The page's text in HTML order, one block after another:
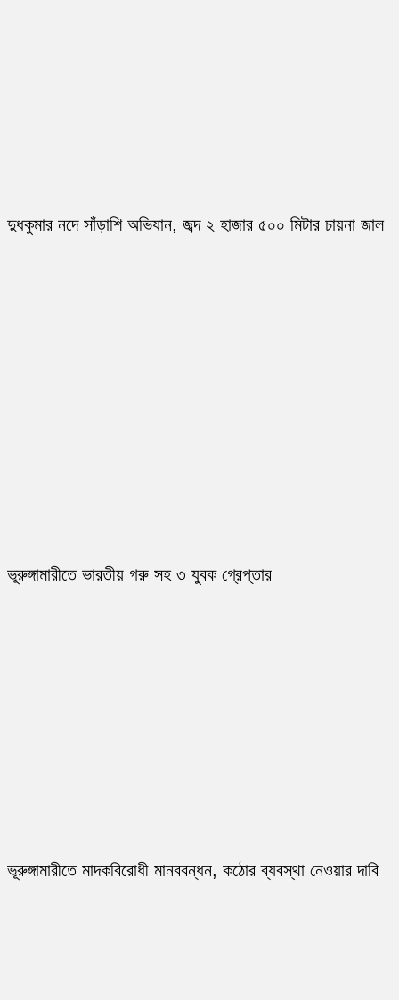
দুধকুমার নদে সাঁড়াশি অভিযান, জব্দ ২ হাজার ৫০০ মিটার চায়না জাল
ভূরুঙ্গামারীতে ভারতীয় গরু সহ ৩ যুবক গ্রেপ্তার
ভূরুঙ্গামারীতে মাদকবিরোধী মানববন্ধন, কঠোর ব্যবস্থা নেওয়ার দাবি